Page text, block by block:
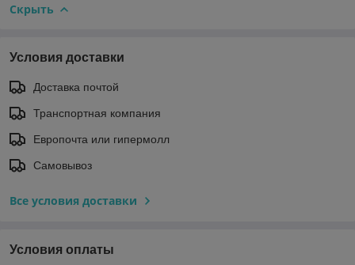
Скрыть
Условия доставки
Доставка почтой
Транспортная компания
Европочта или гипермолл
Самовывоз
Все условия доставки
Условия оплаты